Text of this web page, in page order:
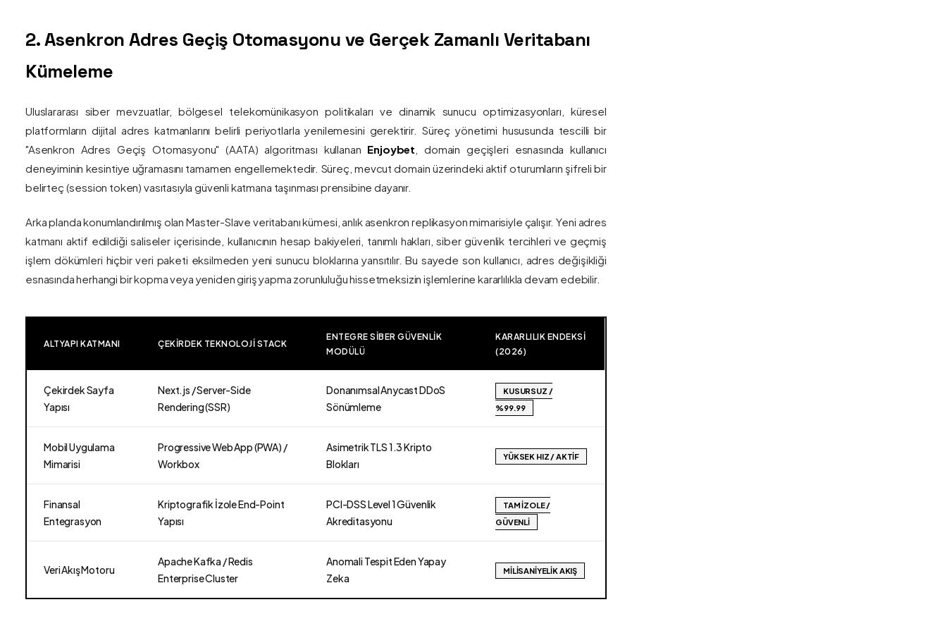
2. Asenkron Adres Geçiş Otomasyonu ve Gerçek Zamanlı Veritabanı
Kümeleme
Uluslararası siber mevzuatlar, bölgesel telekomünikasyon politikaları ve dinamik sunucu optimizasyonları, küresel
platformların dijital adres katmanlarını belirli periyotlarla yenilemesini gerektirir. Süreç yönetimi hususunda tescilli bir
"Asenkron Adres Geçiş Otomasyonu" (AATA) algoritması kullanan Enjoybet , domain geçişleri esnasında kullanıcı
deneyiminin kesintiye uğramasını tamamen engellemektedir. Süreç, mevcut domain üzerindeki aktif oturumların şifreli bir
belirteç (session token) vasıtasıyla güvenli katmana taşınması prensibine dayanır.
Arka planda konumlandırılmış olan Master-Slave veritabanı kümesi, anlık asenkron replikasyon mimarisiyle çalışır. Yeni adres
katmanı aktif edildiği saliseler içerisinde, kullanıcının hesap bakiyeleri, tanımlı hakları, siber güvenlik tercihleri ve geçmiş
işlem dökümleri hiçbir veri paketi eksilmeden yeni sunucu bloklarına yansıtılır. Bu sayede son kullanıcı, adres değişikliği
esnasında herhangi bir kopma veya yeniden giriş yapma zorunluluğu hissetmeksizin işlemlerine kararlılıkla devam edebilir.
ALTYAPI KATMANI ÇEKIRDEK TEKNOLOJI STACK
ENTEGRE SIBER GÜVENLIK
MODÜLÜ
KARARLILIK ENDEKSI
(2026)
Çekirdek Sayfa
Yapısı
Next.js / Server-Side
Rendering (SSR)
Donanımsal Anycast DDoS
Sönümleme
KUSURSUZ /
%99.99
Mobil Uygulama
Mimarisi
Progressive Web App (PWA) /
Workbox
Asimetrik TLS 1.3 Kripto
Blokları
YÜKSEK HIZ / AKTIF
Finansal
Entegrasyon
Kriptografik İzole End-Point
Yapısı
PCI-DSS Level 1 Güvenlik
Akreditasyonu
TAM İZOLE /
GÜVENLI
Veri Akış Motoru
Apache Kafka / Redis
Enterprise Cluster
Anomali Tespit Eden Yapay
Zeka
MILISANIYELIK AKIŞ